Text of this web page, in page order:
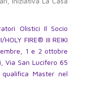
Olistici Il Socio
FIRE® III REIKI
1 e 2 ottobre
Via San Lucifero 65
Master nel